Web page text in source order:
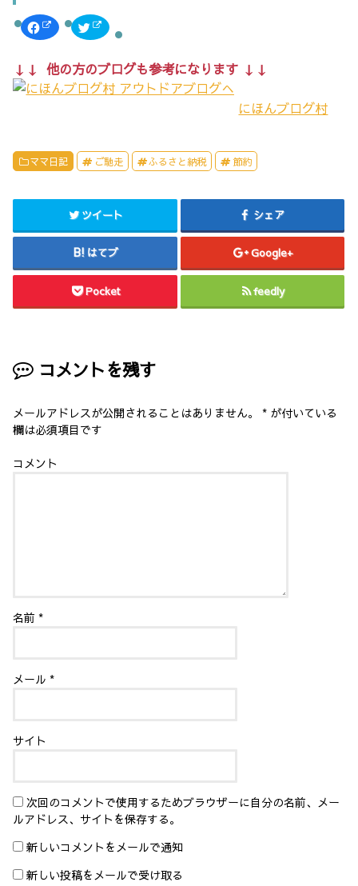
F
c
o
o
k
に
は
ク
ク
だ
新
ィ
き
ま
ク
ッ
し
て
T
w
で
共
有
し
ウ
ン
ド
ウ
開
ま
)
↓↓ 他の方のブログも参考になります ↓↓
にほんブログ村
ママ日記 ご馳走 ふるさと納税 節約
ツイート シェア
はてブ Google+
Pocket feedly
コメントを残す
メールアドレスが公開されることはありません。 * が付いている
欄は必須項目です
コメント
名前*
メール*
サイト
次回のコメントで使用するためブラウザーに自分の名前、メー
ルアドレス、サイトを保存する。
新しいコメントをメールで通知
新しい投稿をメールで受け取る